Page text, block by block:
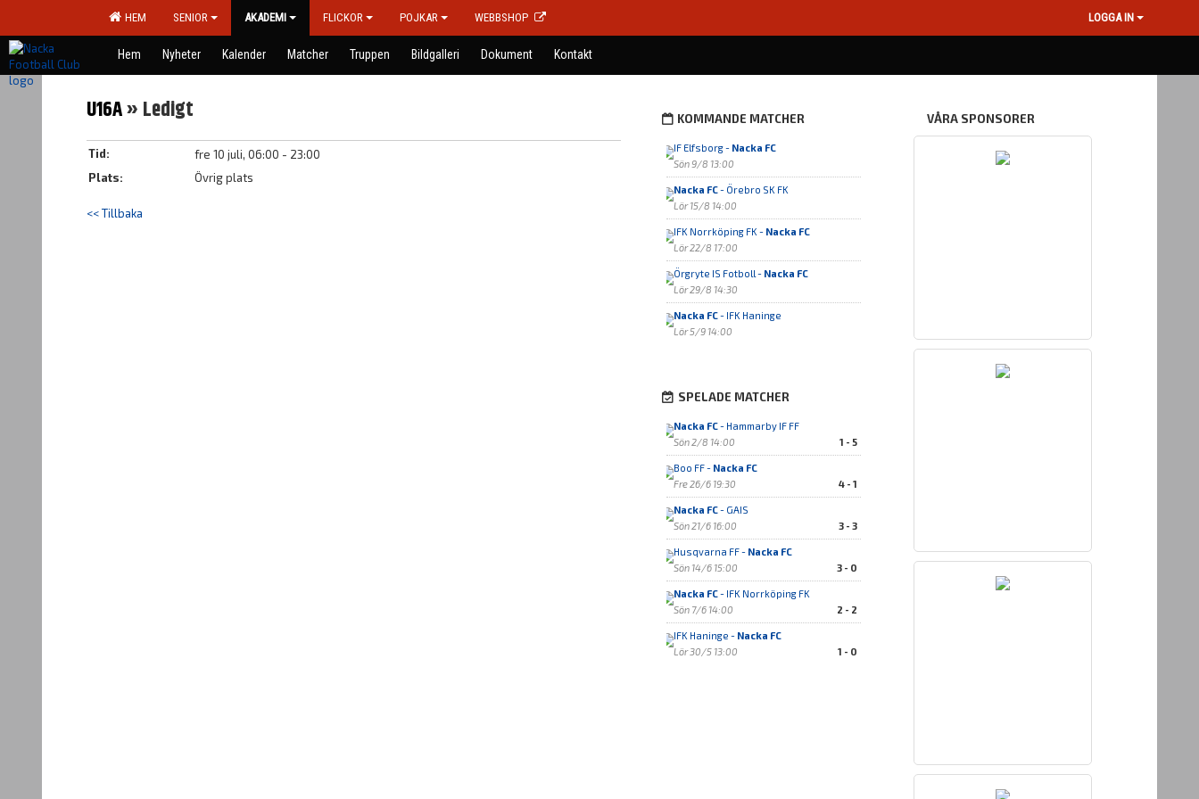
HEM SENIOR AKADEMI FLICKOR POJKAR WEBBSHOP LOGGA IN
Hem Nyheter Kalender Matcher Truppen Bildgalleri Dokument Kontakt
U16A» Ledigt
Tid:
fre 10 juli, 06:00 - 23:00
Plats:
Övrig plats
<< Tillbaka
KOMMANDE MATCHER
IF Elfsborg - Nacka FC
Sön 9/8 13:00
Nacka FC- Örebro SK FK
Lör 15/8 14:00
IFK Norrköping FK - Nacka FC
Lör 22/8 17:00
Örgryte IS Fotboll - Nacka FC
Lör 29/8 14:30
Nacka FC- IFK Haninge
Lör 5/9 14:00
SPELADE MATCHER
Nacka FC- Hammarby IF FF
Sön 2/8 14:00
1 - 5
Boo FF - Nacka FC
Fre 26/6 19:30
4 - 1
Nacka FC- GAIS
Sön 21/6 16:00
3 - 3
Husqvarna FF - Nacka FC
Sön 14/6 15:00
3 - 0
Nacka FC- IFK Norrköping FK
Sön 7/6 14:00
2 - 2
IFK Haninge - Nacka FC
Lör 30/5 13:00
1 - 0
VÅRA SPONSORER